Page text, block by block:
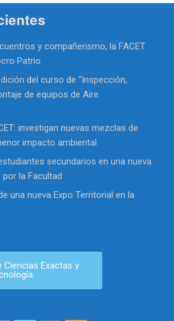
y compañerismo, la FACET
Patrio
del curso de “Inspección,
de equipos de Aire
investigan nuevas mezclas de
impacto ambiental
secundarios en una nueva
la Facultad
una nueva Expo Territorial en la
Ciencias Exactas y